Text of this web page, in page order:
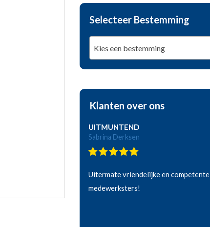
Selecteer Bestemming
Kies een bestemming
Klanten over ons
UITMUNTEND
Sabrina Derksen
Uitermate vriendelijke en competente
medewerksters!